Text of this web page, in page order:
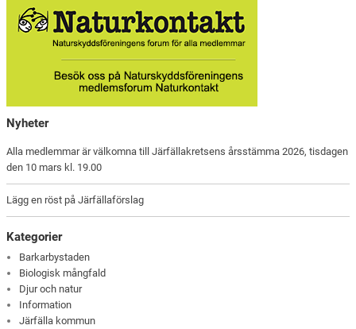
Nyheter
Alla medlemmar är välkomna till Järfällakretsens årsstämma 2026, tisdagen
den 10 mars kl. 19.00
Lägg en röst på Järfällaförslag
Kategorier
Barkarbystaden
Biologisk mångfald
Djur och natur
Information
Järfälla kommun